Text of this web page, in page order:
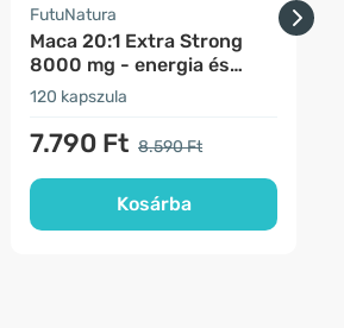
FutuNatura
Maca 20:1 Extra Strong
8000 mg - energia és
szexuális erő
120 kapszula
7.790 Ft 8.590 Ft
Kosárba